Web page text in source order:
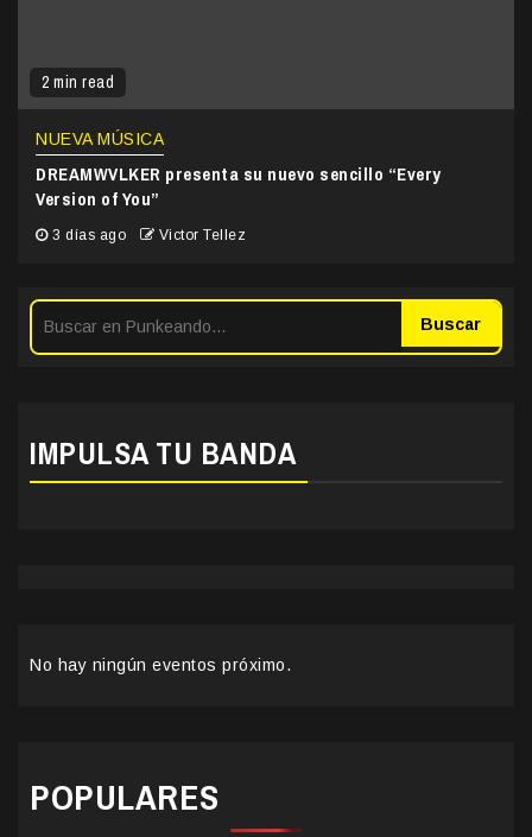
2 min read
NUEVA MÚSICA
DREAMWVLKER presenta su nuevo sencillo “Every
Version of You”
3 días ago Victor Tellez
Buscar
IMPULSA TU BANDA
No hay ningún eventos próximo.
POPULARES